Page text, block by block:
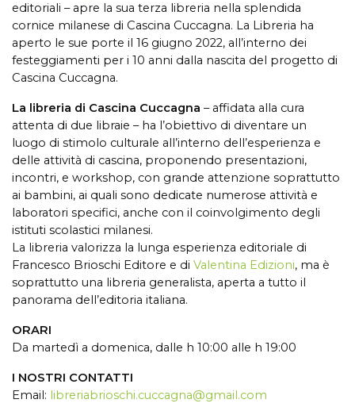
editoriali – apre la sua terza libreria nella splendida
cornice milanese di Cascina Cuccagna. La Libreria ha
aperto le sue porte il 16 giugno 2022, all’interno dei
festeggiamenti per i 10 anni dalla nascita del progetto di
Cascina Cuccagna.
La libreria di Cascina Cuccagna – affidata alla cura
attenta di due libraie – ha l’obiettivo di diventare un
luogo di stimolo culturale all’interno dell’esperienza e
delle attività di cascina, proponendo presentazioni,
incontri, e workshop, con grande attenzione soprattutto
ai bambini, ai quali sono dedicate numerose attività e
laboratori specifici, anche con il coinvolgimento degli
istituti scolastici milanesi.
La libreria valorizza la lunga esperienza editoriale di
Francesco Brioschi Editore e di Valentina Edizioni, ma è
soprattutto una libreria generalista, aperta a tutto il
panorama dell’editoria italiana.
ORARI
Da martedì a domenica, dalle h 10:00 alle h 19:00
I NOSTRI CONTATTI
Email: libreriabrioschi.cuccagna@gmail.com